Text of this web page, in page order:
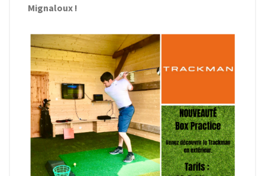
Mignaloux !